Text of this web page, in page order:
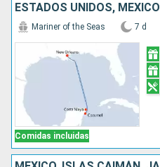
ESTADOS UNIDOS, MÉXICO
Comidas incluidas
Mariner of the Seas 7 d